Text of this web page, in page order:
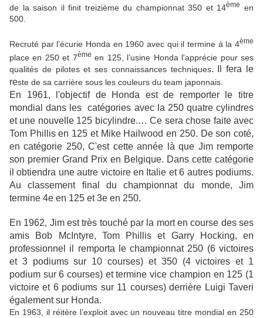
de la saison il finit treizième du championnat 350 et 14ème
en
500.
Recruté par l’écurie Honda en 1960 avec qui il termine à la 4ème
place en 250 et 7ème en 125, l’usine Honda l'apprécie pour ses
qualités de pilotes et ses connaissances techniques. Il fera le
reste de sa carrière sous les couleurs du team japonnais.
En 1961, l'objectif de Honda est de remporter le titre
mondial dans les catégories avec la 250 quatre cylindres
et une nouvelle 125 bicylindre.… Ce sera chose faite avec
Tom Phillis en 125 et Mike Hailwood en 250. De son coté,
en catégorie 250, C'est cette année là que Jim remporte
son premier Grand Prix en Belgique. Dans cette catégorie
il obtiendra une autre victoire en Italie et 6 autres podiums.
Au classement final du championnat du monde, Jim
termine 4e en 125 et 3e en 250.
En 1962, Jim est très touché par la mort en course des ses
amis Bob McIntyre, Tom Phillis et Garry Hocking, en
professionnel il remporta le championnat 250 (6 victoires
et 3 podiums sur 10 courses) et 350 (4 victoires et 1
podium sur 6 courses) et termine vice champion en 125 (1
victoire et 6 podiums sur 11 courses) derrière Luigi Taveri
également sur Honda.
En 1963, il réitère l’exploit avec un nouveau titre mondial en 250